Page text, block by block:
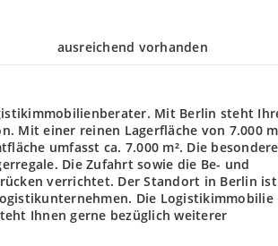
ausreichend vorhanden
Mit Berlin steht
Mit einer reinen Lagerfläche von 7.000
umfasst ca. 7.000 m². Die besondere
Die Zufahrt sowie die Be- und
verrichtet. Der Standort in Berlin
Die Logistikimmobilie
Ihnen gerne bezüglich weiterer